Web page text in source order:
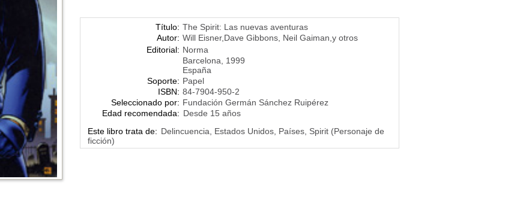
Título: The Spirit: Las nuevas aventuras
Autor: Will Eisner, Dave Gibbons Neil Gaiman y otros
Editorial: Norma
Barcelona, 1999
España
Soporte: Papel
ISBN: 84-7904-950-2
Seleccionado por: Fundación Germán Sánchez Ruipérez
Edad recomendada: Desde 15 años
Este libro trata de: Delincuencia, Estados Unidos, Países, Spirit (Personaje de
ficción)